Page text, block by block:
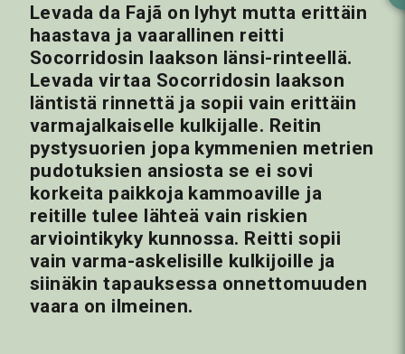
Levada da Fajã on lyhyt mutta erittäin
haastava ja vaarallinen reitti
Socorridosin laakson länsi-rinteellä.
Levada virtaa Socorridosin laakson
läntistä rinnettä ja sopii vain erittäin
varmajalkaiselle kulkijalle. Reitin
pystysuorien jopa kymmenien metrien
pudotuksien ansiosta se ei sovi
korkeita paikkoja kammoaville ja
reitille tulee lähteä vain riskien
arviointikyky kunnossa. Reitti sopii
vain varma-askelisille kulkijoille ja
siinäkin tapauksessa onnettomuuden
vaara on ilmeinen.